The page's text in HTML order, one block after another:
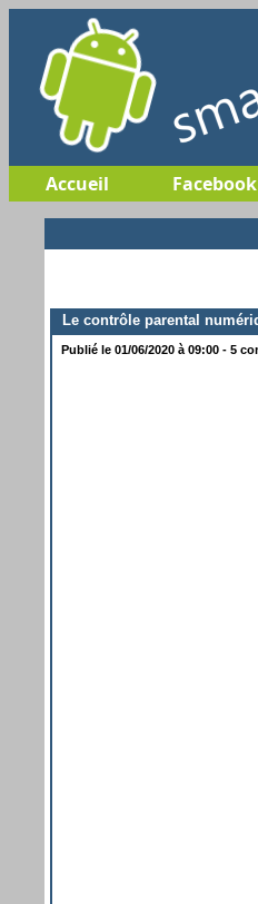
Accueil Facebook
Le contrôle parental
Publié le 01/06/2020 à 09:00 - 5